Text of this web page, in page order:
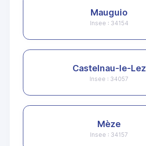
Mauguio
Insee : 34154
Castelnau-le-Lez
Insee : 34057
Mèze
Insee : 34157